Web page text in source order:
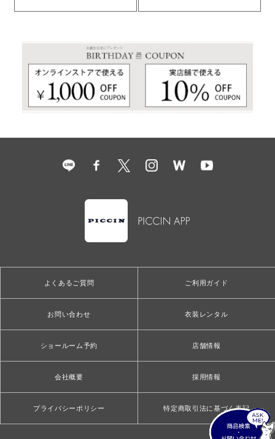
よくあるご質問 ご利用ガイド
お問い合わせ 衣装レンタル
ショールーム予約 店舗情報
会社概要 採用情報
プライバシーポリシー 特定商取引法に基づく表記